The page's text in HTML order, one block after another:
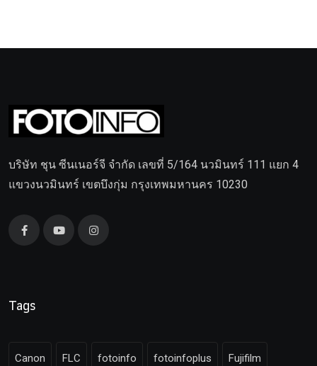
บริษัท ชุน ซีนเนอร์จี จำกัด เลขที่ 5/164 นวมินทร์ 111 แยก 4
แขวงนวมินทร์ เขตบึงกุ่ม กรุงเทพมหานคร 10230
Tags
Canon FLC fotoinfo fotoinfoplus Fujifilm